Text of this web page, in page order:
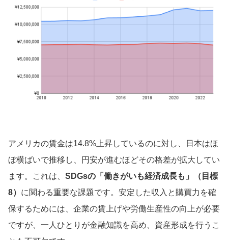
アメリカの賃金は14.8%上昇しているのに対し、日本はほ
ぼ横ばいで推移し、円安が進むほどその格差が拡大してい
ます。これは、 SDGsの「働きがいも経済成長も」（目標
8） に関わる重要な課題です。安定した収入と購買力を確
保するためには、企業の賃上げや労働生産性の向上が必要
ですが、一人ひとりが金融知識を高め、資産形成を行うこ